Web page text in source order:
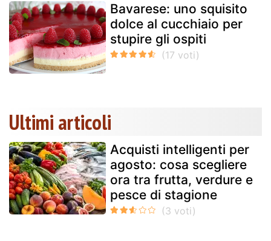
Bavarese: uno squisito
dolce al cucchiaio per
stupire gli ospiti
Ultimi articoli
Acquisti intelligenti per
agosto: cosa scegliere
ora tra frutta, verdure e
pesce di stagione